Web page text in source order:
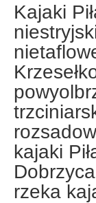
Kajaki
kajaki
rzeka